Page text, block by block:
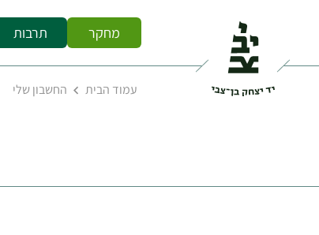
מחקר תרבות
עמוד הבית החשבון שלי